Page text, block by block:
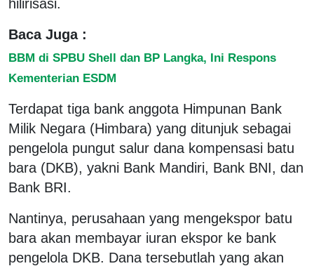
hilirisasi.
Baca Juga :
BBM di SPBU Shell dan BP Langka, Ini Respons
Kementerian ESDM
Terdapat tiga bank anggota Himpunan Bank
Milik Negara (Himbara) yang ditunjuk sebagai
pengelola pungut salur dana kompensasi batu
bara (DKB), yakni Bank Mandiri, Bank BNI, dan
Bank BRI.
Nantinya, perusahaan yang mengekspor batu
bara akan membayar iuran ekspor ke bank
pengelola DKB. Dana tersebutlah yang akan